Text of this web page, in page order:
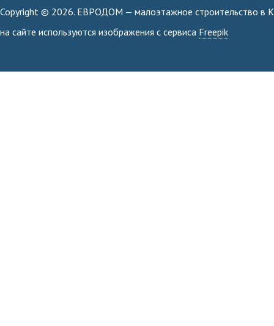
Copyright © 2026. ЕВРОДОМ — малоэтажное строительство в
на сайте используются изображения с сервиса Freepik